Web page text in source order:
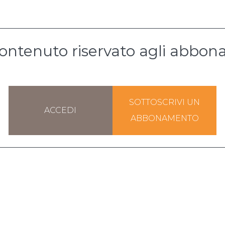
riservato agli
ACCEDI
SOTTOSCRIVI UN
ABBONAMENTO